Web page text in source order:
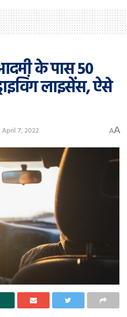
के पास 50
लाइसेंस, ऐसे
April 7, 2022 AA